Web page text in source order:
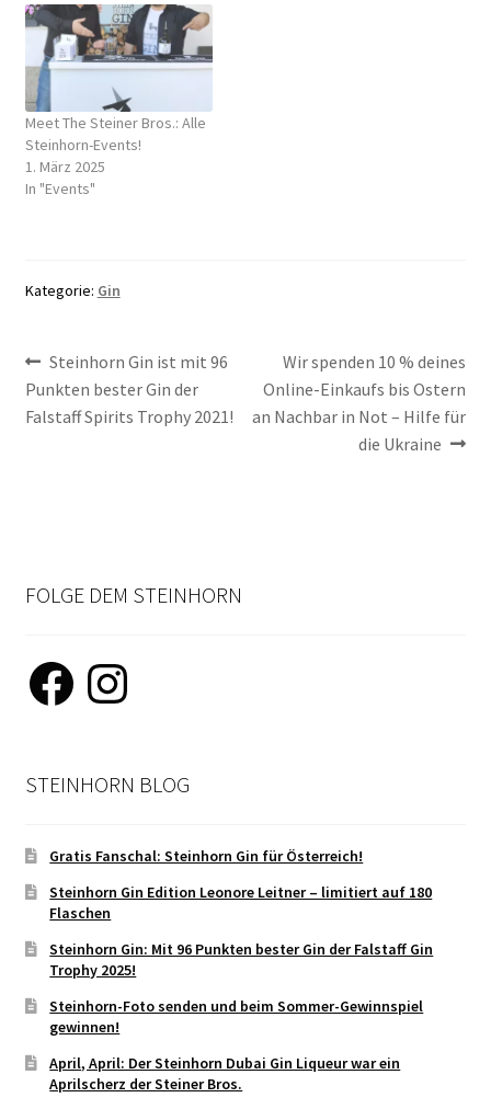
Meet The Steiner Bros.: Alle
Steinhorn-Events!
1. März 2025
In "Events"
Kategorie: Gin
Beitragsnavigation
Vorheriger
Beitrag:
Steinhorn Gin ist mit 96
Punkten bester Gin der
Falstaff Spirits Trophy 2021!
Nächster
Beitrag:
Wir spenden 10 % deines
Online-Einkaufs bis Ostern
an Nachbar in Not – Hilfe für
die Ukraine
FOLGE DEM STEINHORN
Facebook Instagram
STEINHORN BLOG
Gratis Fanschal: Steinhorn Gin für Österreich!
Steinhorn Gin Edition Leonore Leitner – limitiert auf 180
Flaschen
Steinhorn Gin: Mit 96 Punkten bester Gin der Falstaff Gin
Trophy 2025!
Steinhorn-Foto senden und beim Sommer-Gewinnspiel
gewinnen!
April, April: Der Steinhorn Dubai Gin Liqueur war ein
Aprilscherz der Steiner Bros.